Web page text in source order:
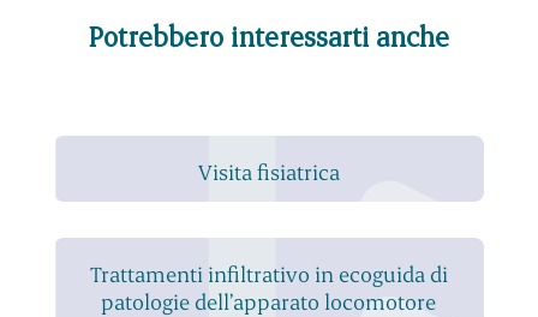
Potrebbero interessarti anche
Visita fisiatrica
Trattamenti infiltrativo in ecoguida di
patologie dell’apparato locomotore